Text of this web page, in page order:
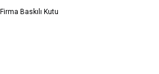
Firma Baskılı Kutu